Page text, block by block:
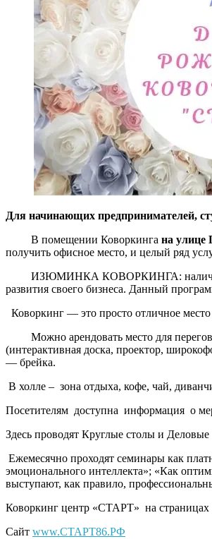
Для начинающих предпринимателей,
В помещении Коворкинга на улице
получить офисное место, и целый ряд
ИЗЮМИНКА КОВОРКИНГА: наличие
развития своего бизнеса. Данный
Коворкинг — это просто отличное
Можно арендовать место для
(интерактивная доска, проектор,
— брейка.
В холле – зона отдыха, кофе, чай,
Посетителям доступна информация о
Здесь проводят Круглые столы и
Ежемесячно проходят семинары как
эмоционального интеллекта»; «Как
выступают, как правило,
Коворкинг центр «СТАРТ» на страницах
Сайт www.СТАРТ86.РФ